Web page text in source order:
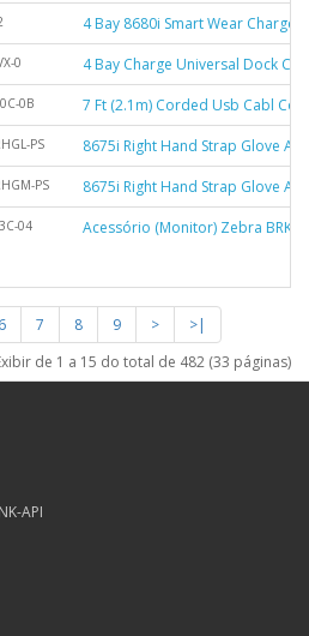
4 Bay 8680i Smart Wear
0 4 Bay Charge Universal Dock
0B 7 Ft (2.1m) Corded Usb Cabl
PS 8675i Right Hand Strap Glove
PS 8675i Right Hand Strap Glove
04 Acessório (Monitor) Zebra
6 7 8 9 >
>|
de 1 a 15 do total de 482 (33 páginas)
API